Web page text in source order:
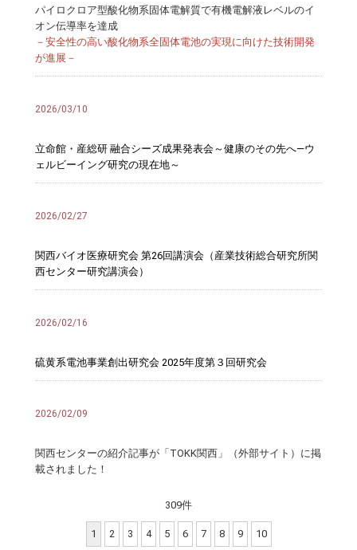
パイロクロア型酸化物系固体電解質で有機電解液レベルのイ
オン伝導率を達成
－安全性の高い酸化物系全固体電池の実現に向けた技術開発
が進展－
2026/03/10
立命館・産総研 融合シーズ成果発表会～健康のその先へ―ウ
ェルビーイング研究の現在地～
2026/02/27
関西バイオ医療研究会 第26回講演会（産業技術総合研究所関
西センター研究講演会）
2026/02/16
硫黄系電池事業創出研究会 2025年度第３回研究会
2026/02/09
関西センターの紹介記事が「TOKK関西」（外部サイト）に掲
載されました！
309件
1 2 3 4 5 6 7 8 9 10